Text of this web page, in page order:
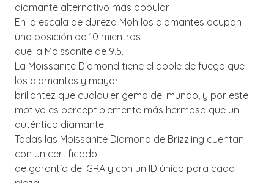
diamante alternativo más popular.
En la escala de dureza Moh los diamantes ocupan
una posición de 10 mientras
que la Moissanite de 9,5.
La Moissanite Diamond tiene el doble de fuego que
los diamantes y mayor
brillantez que cualquier gema del mundo, y por este
motivo es perceptiblemente más hermosa que un
auténtico diamante.
Todas las Moissanite Diamond de Brizzling cuentan
con un certificado
de garantía del GRA y con un ID único para cada